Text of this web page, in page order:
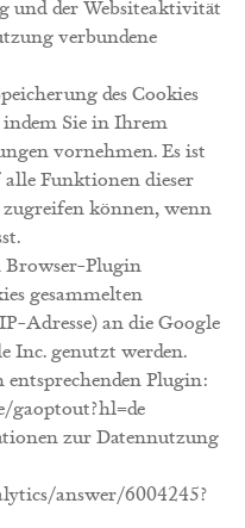
und der Websiteaktivität
verbundene
des Cookies
Sie in Ihrem
vornehmen. Es ist
Funktionen dieser
können, wenn
Browser-Plugin
gesammelten
Adresse) an die Google
Inc. genutzt werden.
Plugin:
gaoptout?hl=de
zur Datennutzung
answer/6004245?